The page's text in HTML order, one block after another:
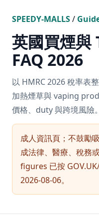
SPEEDY-MALLS/
英國買煙
FAQ 2026
以 HMRC 2026 稅率表
加熱煙草與 vaping
價格、duty 與跨境風險。
成人資訊頁；不鼓勵
成法律、醫療、稅務
figures 已按
2026-08-06。